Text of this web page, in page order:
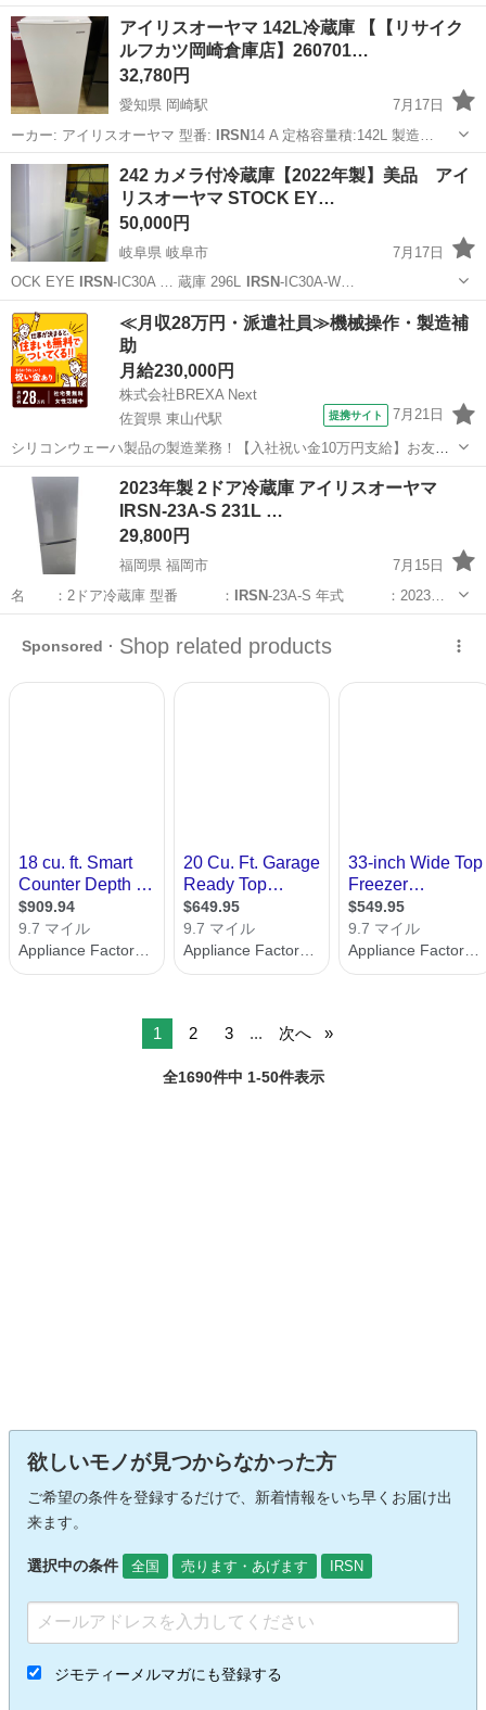
福岡 北九州市 楠橋駅 キッチン家電 IRSN
アイリスオーヤマ 142L冷蔵庫 【【リサイク
ルフカツ岡崎倉庫店】260701…
32,780円
愛知県 岡崎駅
7月17日
ーカー: アイリスオーヤマ 型番: IRSN14 A 定格容量積:142L 製造…
愛知 岡崎市 キッチン家電 アイリスオーヤマ
242 カメラ付冷蔵庫【2022年製】美品 アイ
リスオーヤマ STOCK EY…
50,000円
岐阜県 岐阜市
7月17日
OCK EYE
IRSN-IC30A … 蔵庫 296L IRSN-IC30A-W…
岐阜 岐阜市 キッチン家電 IRSN
≪月収28万円・派遣社員≫機械操作・製造補
助
月給230,000円
株式会社BREXA Next
佐賀県 東山代駅
提携サイト 7月21日
シリコンウェーハ製品の製造業務！【入社祝い金10万円支給】お友達
やカップルとの応募OK◎年間休日129日＆休出なしでプライベート充
実♪業務はクリーンルームで快適作業◎自社正社員登用制度あり★1食
300円～の格安食堂あり！《佐...
佐賀 伊万里市 東山代駅 その他
2023年製 2ドア冷蔵庫 アイリスオーヤマ
IRSN-23A-S 231L …
29,800円
福岡県 福岡市
7月15日
名 ：2ドア冷蔵庫 型番 ：
IRSN-23A-S 年式 ：2023…
1 2 3 ... 次へ
全1690件中 1-50件表示
欲しいモノが見つからなかった方
ご希望の条件を登録するだけで、新着情報をいち早くお届け出
来ます。
選択中の条件 全国 売ります・あげます IRSN
ジモティーメルマガにも登録する